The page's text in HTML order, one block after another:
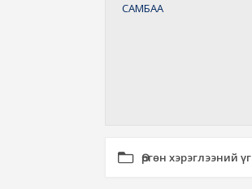
САМБАА
Өргөн хэрэглээний үг